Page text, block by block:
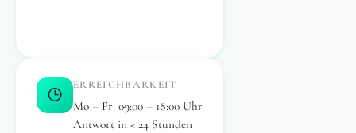
ERREICHBARKEIT
Mo – Fr: 09:00 – 18:00 Uhr
Antwort in < 24 Stunden